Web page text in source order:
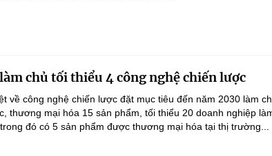
chủ tối thiểu 4 công nghệ chiến lược
về công nghệ chiến lược đặt mục tiêu đến năm 2030 làm
thương mại hóa 15 sản phẩm, tối thiểu 20 doanh nghiệp
đó có 5 sản phẩm được thương mại hóa tại thị trường...